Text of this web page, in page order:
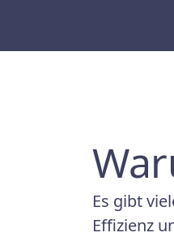
Es gibt
Effizienz